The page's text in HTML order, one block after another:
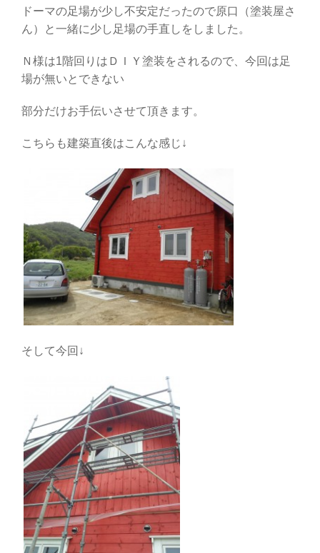
ドーマの足場が少し不安定だったので原口（塗装屋さ
ん）と一緒に少し足場の手直しをしました。
Ｎ様は1階回りはＤＩＹ塗装をされるので、今回は足
場が無いとできない
部分だけお手伝いさせて頂きます。
こちらも建築直後はこんな感じ↓
そして今回↓